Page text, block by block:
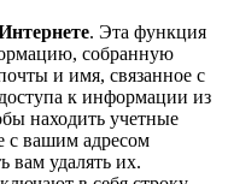
. Эта функция
собранную
и имя, связанное с
к информации из
находить учетные
с вашим адресом
вам удалять их.